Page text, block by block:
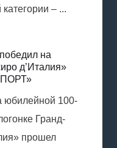
– ...
на
д’Италия»
юбилейной 100-
Гранд-
прошел